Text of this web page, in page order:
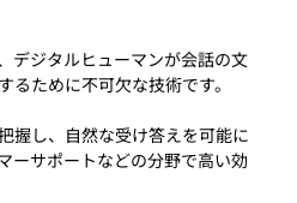
デジタルヒューマンが会話の文
るために不可欠な技術です。
握し、自然な受け答えを可能に
ーサポートなどの分野で高い効